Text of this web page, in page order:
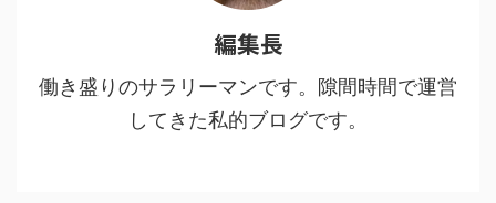
編集長
働き盛りのサラリーマンです。隙間時間で運営
してきた私的ブログです。